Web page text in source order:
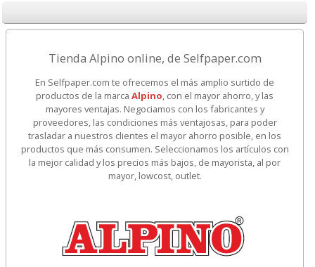
Tienda Alpino online, de Selfpaper.com
En Selfpaper.com te ofrecemos el más amplio surtido de
productos de la marcaAlpino, con el mayor ahorro, y las
mayores ventajas. Negociamos con los fabricantes y
proveedores, las condiciones más ventajosas, para poder
trasladar a nuestros clientes el mayor ahorro posible, en los
productos que más consumen. Seleccionamos los artículos con
la mejor calidad y los precios más bajos, de mayorista, al por
mayor, lowcost, outlet.